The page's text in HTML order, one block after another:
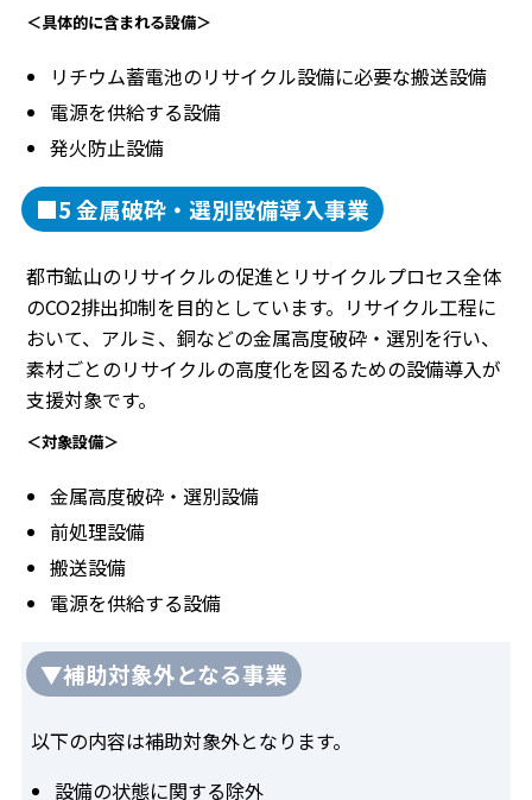
＜具体的に含まれる設備＞
リチウム蓄電池のリサイクル設備に必要な搬送設備
電源を供給する設備
発火防止設備
■5 金属破砕・選別設備導入事業
都市鉱山のリサイクルの促進とリサイクルプロセス全体
のCO2排出抑制を目的としています。リサイクル工程に
おいて、アルミ、銅などの金属高度破砕・選別を行い、
素材ごとのリサイクルの高度化を図るための設備導入が
支援対象です。
＜対象設備＞
金属高度破砕・選別設備
前処理設備
搬送設備
電源を供給する設備
▼補助対象外となる事業
以下の内容は補助対象外となります。
設備の状態に関する除外